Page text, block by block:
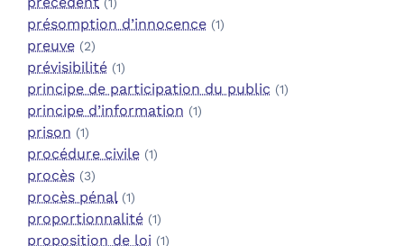
présomption d’innocence (1)
preuve (2)
prévisibilité (1)
principe de participation du public (1)
principe d’information (1)
prison (1)
procédure civile (1)
procès (3)
procès pénal (1)
proportionnalité (1)
proposition de loi (1)